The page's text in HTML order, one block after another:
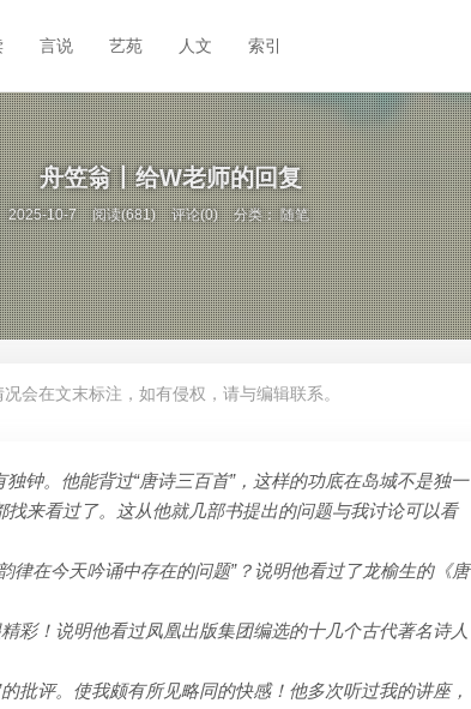
言说 艺苑 人文 索引
舟笠翁丨给W老师的回复
2025-10-7 阅读(681) 评论(0) 分类：随笔
会在文末标注，如有侵权，请与编辑联系。
钟。他能背过“唐诗三百首”，这样的功底在岛城不是独一
来看过了。这从他就几部书提出的问题与我讨论可以看
律在今天吟诵中存在的问题”？说明他看过了龙榆生的《唐
彩！说明他看过凤凰出版集团编选的十几个古代著名诗人
批评。使我颇有所见略同的快感！他多次听过我的讲座，